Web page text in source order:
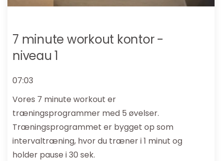
7 minute workout kontor -
niveau 1
07:03
Vores 7 minute workout er
træningsprogrammer med 5 øvelser.
Træningsprogrammet er bygget op som
intervaltræning, hvor du træner i 1 minut og
holder pause i 30 sek.